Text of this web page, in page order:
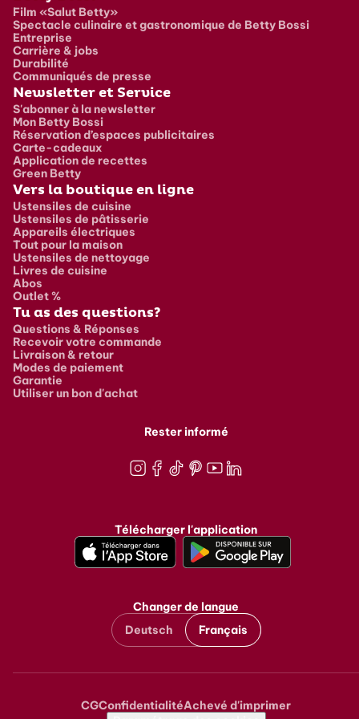
Film «Salut Betty»
Spectacle culinaire et gastronomique de Betty Bossi
Entreprise
Carrière & jobs
Durabilité
Communiqués de presse
Newsletter et Service
S'abonner à la newsletter
Mon Betty Bossi
Réservation d’espaces publicitaires
Carte-cadeaux
Application de recettes
Green Betty
Vers la boutique en ligne
Ustensiles de cuisine
Ustensiles de pâtisserie
Appareils électriques
Tout pour la maison
Ustensiles de nettoyage
Livres de cuisine
Abos
Outlet %
Tu as des questions?
Questions & Réponses
Recevoir votre commande
Livraison & retour
Modes de paiement
Garantie
Utiliser un bon d'achat
Rester informé
Télécharger l'application
Changer de langue
Deutsch
Français
Metanavigation
CGConfidentialitéAchevé d'imprimer